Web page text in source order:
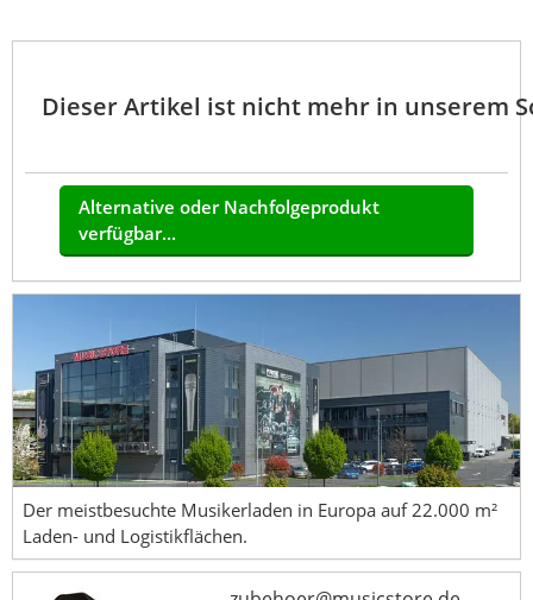
Dieser Artikel ist nicht mehr in unserem
Alternative oder Nachfolgeprodukt
verfügbar...
Der meistbesuchte Musikerladen in Europa auf 22.000 m²
Laden- und Logistikflächen.